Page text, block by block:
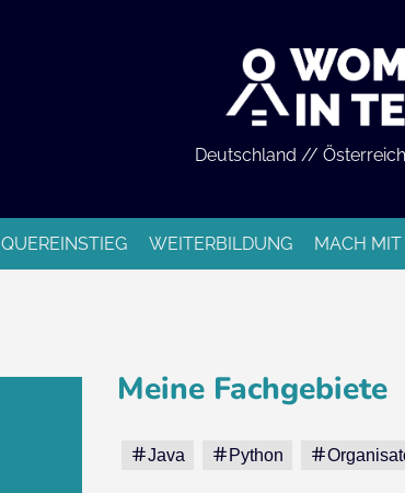
Deutschland //
QUEREINSTIEG WEITERBILDUNG MACH MIT
Meine Fachgebiete
Java Python